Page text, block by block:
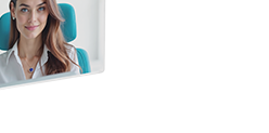
po kroku
nexo PRO